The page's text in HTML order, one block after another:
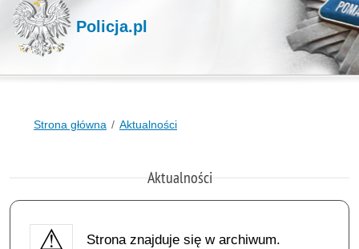
Policja.pl
Strona główna Aktualności
Aktualności
Strona znajduje się w archiwum.